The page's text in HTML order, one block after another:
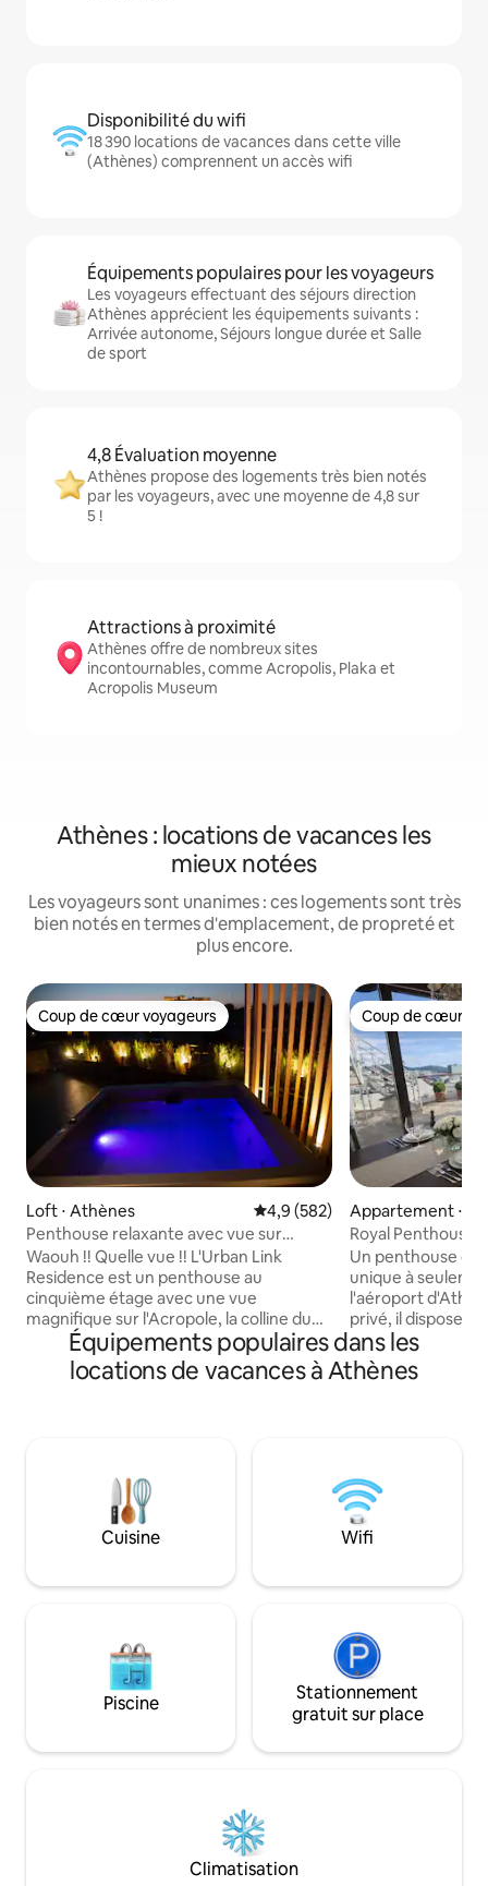
Disponibilité du wifi
18 390 locations de vacances dans cette ville
(Athènes) comprennent un accès wifi
Équipements populaires pour les voyageurs
Les voyageurs effectuant des séjours direction
Athènes apprécient les équipements suivants :
Arrivée autonome, Séjours longue durée et Salle
de sport
4,8 Évaluation moyenne
Athènes propose des logements très bien notés
par les voyageurs, avec une moyenne de 4,8 sur
5 !
Attractions à proximité
Athènes offre de nombreux sites
incontournables, comme Acropolis, Plaka et
Acropolis Museum
Athènes : locations de vacances les
mieux notées
Les voyageurs sont unanimes : ces logements sont très
bien notés en termes d'emplacement, de propreté et
plus encore.
Coup de cœur voyageurs
Coup de cœur voyageurs
Loft ⋅ Athènes Évaluation moyenne sur la
4,9 (582)
Penthouse relaxante avec vue sur
l'Acropole et jacuzzi
Waouh !! Quelle vue !! L'Urban Link
Residence est un penthouse au
cinquième étage avec une vue
magnifique sur l'Acropole, la colline du
Lycabette et la ville d'Athènes. Un
espace vraiment unique à un
emplacement idéal avec un design
une journée bien remplie à vous
à : ✓tous les équipements nécessaires,
une connexion Wi-Fi ✓gratuite, une
gratuites, une ✓ télévision (configurée
Coup de cœur
Coup de cœur
Appartement ⋅
Royal Penthouse
de l'aéroport
Un penthouse de
unique à
l'aéroport
privé, il dispose
lits
terrasse privée
pour une vue
inondent
et encadrent le
unique en son
classique et vue
Équipements populaires dans les
locations de vacances à Athènes
Cuisine Wifi
Piscine
Stationnement
gratuit sur place
Climatisation